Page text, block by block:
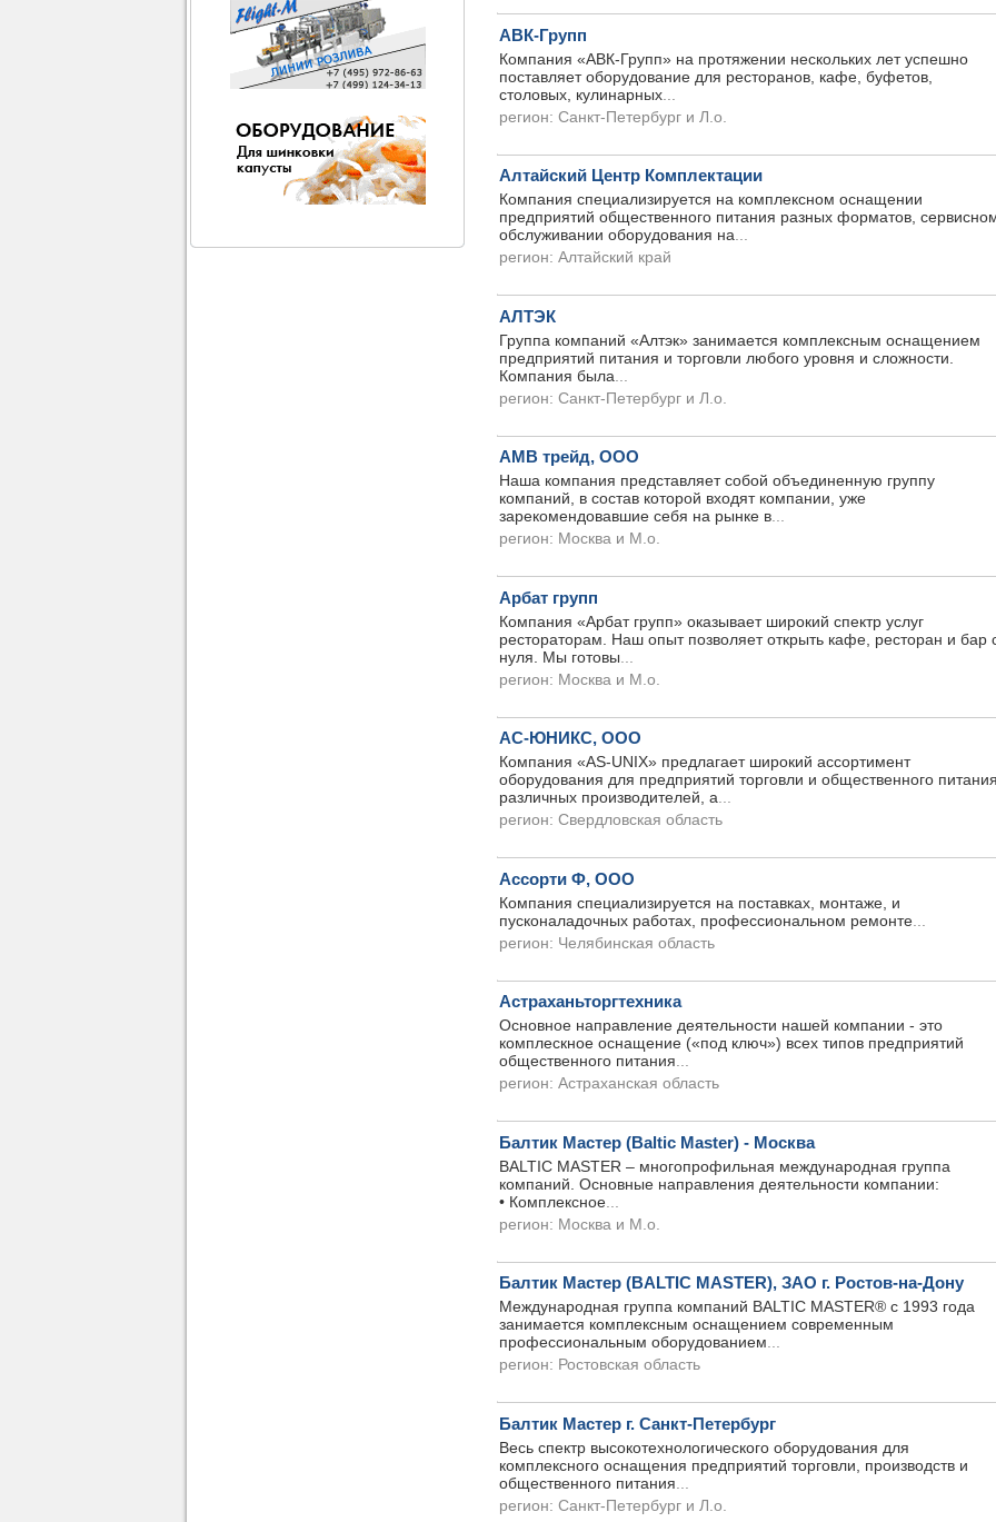
АВК-Групп
Компания «АВК-Групп» на протяжении нескольких лет успешно
поставляет оборудование для ресторанов, кафе, буфетов,
столовых, кулинарных
регион: Санкт-Петербург и Л.о.
Алтайский Центр Комплектации
Компания специализируется на комплексном оснащении
предприятий общественного питания разных форматов,
обслуживании оборудования на
регион: Алтайский край
АЛТЭК
Группа компаний «Алтэк» занимается комплексным оснащением
предприятий питания и торговли любого уровня и сложности.
Компания была
регион: Санкт-Петербург и Л.о.
АМВ трейд, ООО
Наша компания представляет собой объединенную группу
компаний, в состав которой входят компании, уже
зарекомендовавшие себя на рынке в
регион: Москва и М.о.
Арбат групп
Компания «Арбат групп» оказывает широкий спектр услуг
рестораторам. Наш опыт позволяет открыть кафе, ресторан и бар
нуля. Мы готовы
регион: Москва и М.о.
АС-ЮНИКС, ООО
Компания «AS-UNIX» предлагает широкий ассортимент
оборудования для предприятий торговли и общественного
различных производителей, а
регион: Свердловская область
Ассорти Ф, ООО
Компания специализируется на поставках, монтаже, и
пусконаладочных работах, профессиональном ремонте
регион: Челябинская область
Астраханьторгтехника
Основное направление деятельности нашей компании - это
комплескное оснащение («под ключ») всех типов предприятий
общественного питания
регион: Астраханская область
Балтик Мастер (Baltic Master) - Москва
BALTIC MASTER – многопрофильная международная группа
компаний. Основные направления деятельности компании:
• Комплексное
регион: Москва и М.о.
Балтик Мастер (BALTIC MASTER), ЗАО г. Ростов-на-Дону
Международная группа компаний BALTIC MASTER® с 1993 года
занимается комплексным оснащением современным
профессиональным оборудованием
регион: Ростовская область
Балтик Мастер г. Санкт-Петербург
Весь спектр высокотехнологического оборудования для
комплексного оснащения предприятий торговли, производств и
общественного питания
регион: Санкт-Петербург и Л.о.